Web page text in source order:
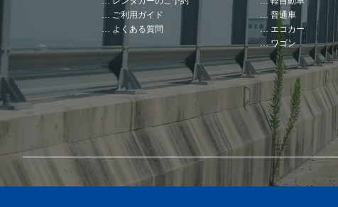
ご利用ガイド
よくある質問
普通車
エコカー
ワゴン